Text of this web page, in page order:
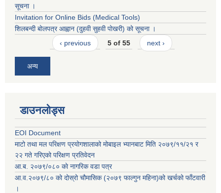
सूचना ।
Invitation for Online Bids (Medical Tools)
शिलबन्दी बोलपत्र आह्वान (दुहवी सुहवी पोखरी) को सूचना ।
‹ previous
5 of 55 next ›
अन्य
डाउनलोड्स
EOI Document
माटो तथा मल परिक्षण प्रयोगशालाको मोबाइल भ्यानबाट मिति २०७९/११/२१ र
२२ गते गरिएको परिक्षण प्रतिवेदन
आ.ब. २०७९/०८० काे नागरिक वडा पत्र
आ.व.२०७९/८० को दोस्रो चौमासिक (२०७९ फाल्गुन महिना)को खर्चको फाँटवारी
।